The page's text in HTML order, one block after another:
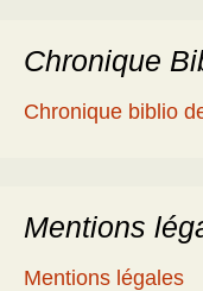
Chronique
Chronique biblio
Mentions
Mentions légales